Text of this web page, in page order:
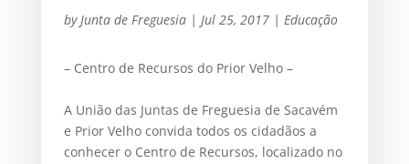
by Junta de Freguesia| Jul 25, 2017| Educação
– Centro de Recursos do Prior Velho –
A União das Juntas de Freguesia de Sacavém
e Prior Velho convida todos os cidadãos a
conhecer o Centro de Recursos, localizado no